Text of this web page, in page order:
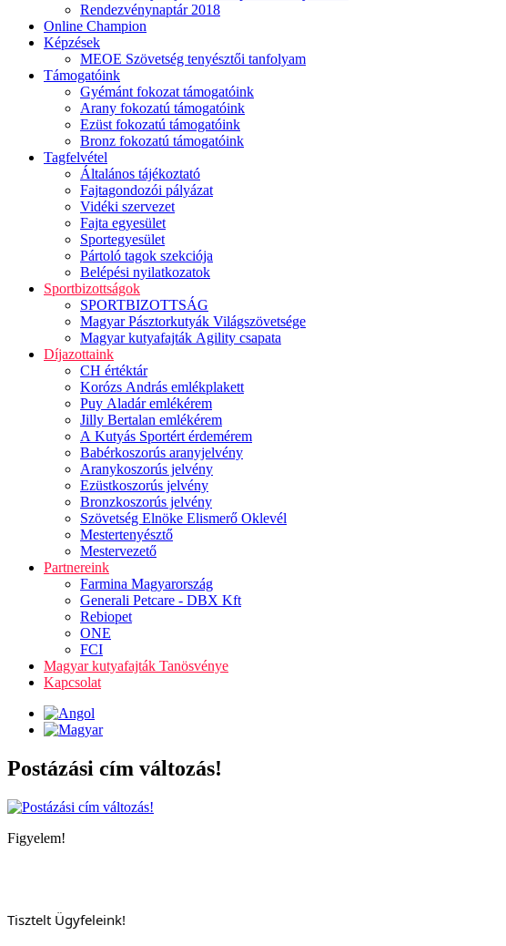
Rendezvénynaptár 2018
Online Champion
Képzések
MEOE Szövetség tenyésztői tanfolyam
Támogatóink
Gyémánt fokozat támogatóink
Arany fokozatú támogatóink
Ezüst fokozatú támogatóink
Bronz fokozatú támogatóink
Tagfelvétel
Általános tájékoztató
Fajtagondozói pályázat
Vidéki szervezet
Fajta egyesület
Sportegyesület
Pártoló tagok szekciója
Belépési nyilatkozatok
Sportbizottságok
SPORTBIZOTTSÁG
Magyar Pásztorkutyák Világszövetsége
Magyar kutyafajták Agility csapata
Díjazottaink
CH értéktár
Korózs András emlékplakett
Puy Aladár emlékérem
Jilly Bertalan emlékérem
A Kutyás Sportért érdemérem
Babérkoszorús aranyjelvény
Aranykoszorús jelvény
Ezüstkoszorús jelvény
Bronzkoszorús jelvény
Szövetség Elnöke Elismerő Oklevél
Mestertenyésztő
Mestervezető
Partnereink
Farmina Magyarország
Generali Petcare - DBX Kft
Rebiopet
ONE
FCI
Magyar kutyafajták Tanösvénye
Kapcsolat
Postázási cím változás!
Figyelem!
Tisztelt Ügyfeleink!